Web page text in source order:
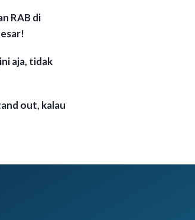
RAB di
aja, tidak
out, kalau